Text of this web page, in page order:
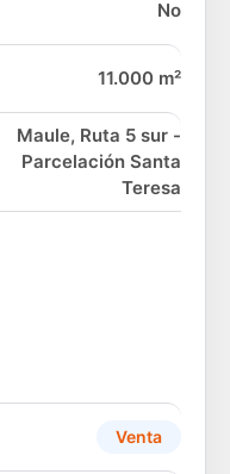
No
11.000 m²
Maule, Ruta 5 sur -
Parcelación Santa
Teresa
Venta